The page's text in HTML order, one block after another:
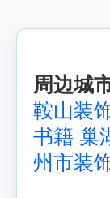
周边城
鞍山装
书籍 巢
州市装